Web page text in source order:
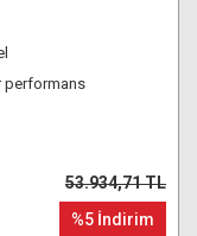
performans
53.934,71 TL
%5 İndirim